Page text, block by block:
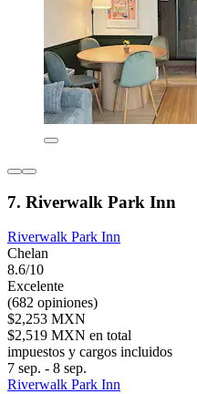
7. Riverwalk Park Inn
Riverwalk Park Inn
Chelan
8.6/10
Excelente
(682 opiniones)
$2,253 MXN
$2,519 MXN en total
impuestos y cargos incluidos
7 sep. - 8 sep.
Riverwalk Park Inn